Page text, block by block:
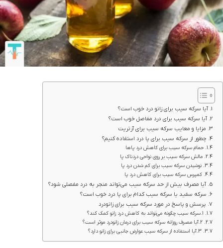
آیا سرکه سیب برای زانو درد خوب است؟
آیا سرکه سیب برای درد مفاصل خوب است؟
مزایا و معایب سرکه سیب برای آرتریت
چطور از سرکه سیب برای پا درد استفاده کنیم؟
حمام سرکه سیب برای کاهش درد پاها
مالش سرکه سیب بر روی نواحی دردناک پا
نوشیدن سرکه سیب برای کم شدن درد پا
کمپرس سرکه سیب برای کاهش درد پا
آیا مصرف بیش از حد سرکه سیب می‌تواند منجر به درد مفصلی شود؟
سرکه سفید یا سرکه سیب کدام برای پا درد خوب است؟
پرسش و پاسخ در مورد سرکه سیب برای زانودرد
1.سرکه سیب چگونه می‌تواند به کاهش درد زانو کمک کند؟
2.آیا مصرف روزانه سرکه سیب برای درمان زانودرد موثر است؟
3.آیا استفاده از سرکه سیب عوارض جانبی برای زانو دارد؟